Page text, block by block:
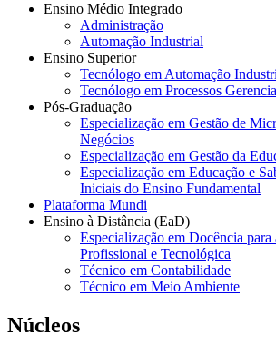
Ensino Médio Integrado
Administração
Automação Industrial
Ensino Superior
Tecnólogo em Automação
Tecnólogo em Processos
Pós-Graduação
Especialização em Gestão de
Negócios
Especialização em Gestão da
Especialização em Educação e
Iniciais do Ensino Fundamental
Plataforma Mundi
Ensino à Distância (EaD)
Especialização em Docência para
Profissional e Tecnológica
Técnico em Contabilidade
Técnico em Meio Ambiente
Núcleos